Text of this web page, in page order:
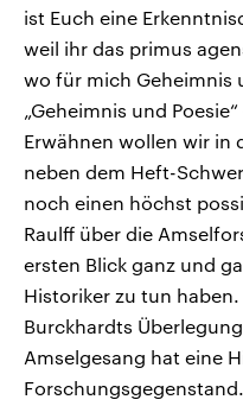
ist Euch eine
weil ihr das primus
wo für mich Geheimnis
„Geheimnis und
Erwähnen wollen wir in
neben dem Heft-
noch einen höchst
Raulff über die
ersten Blick ganz und
Historiker zu tun
Burckhardts
Amselgesang hat eine